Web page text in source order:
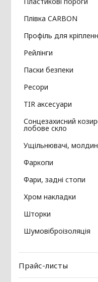
Плівка CARBON
Профіль для
Рейлінги
Паски безпеки
Ресори
TIR аксесуари
Сонцезахисний
лобове скло
Ущільнювачі,
Фаркопи
Фари, задні стопи
Хром накладки
Шторки
Шумовіброізоляція
Прайс-листы